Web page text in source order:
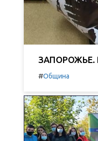
ЗАПОРОЖЬЕ.
#Община